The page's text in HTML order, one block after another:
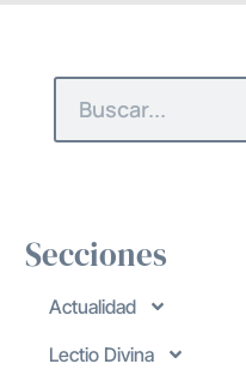
Secciones
Actualidad
Lectio Divina